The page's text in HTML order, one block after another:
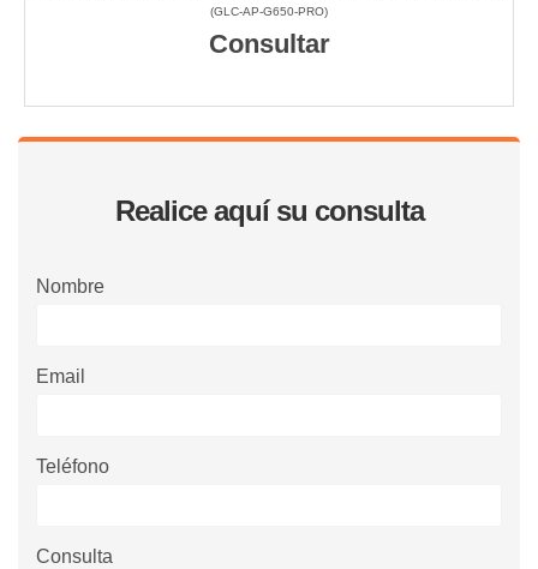
(GLC-AP-G650-PRO)
Consultar
Realice aquí su consulta
Nombre
Email
Teléfono
Consulta